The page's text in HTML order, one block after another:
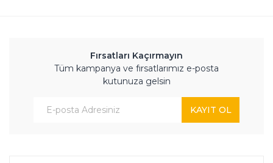
Fırsatları Kaçırmayın
Tüm kampanya ve fırsatlarımız e-posta
kutunuza gelsin
KAYIT OL